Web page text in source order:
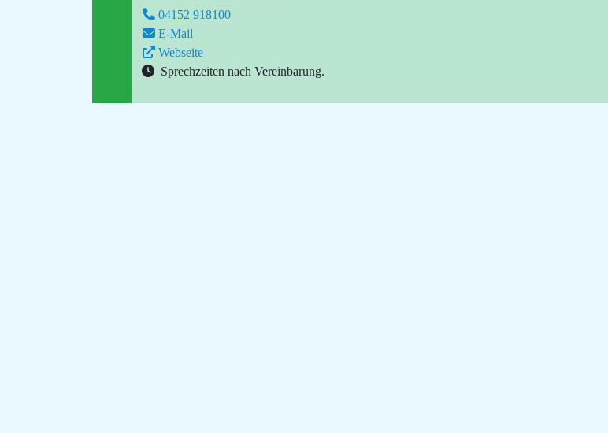
04152 918100
E-Mail
Webseite
Sprechzeiten nach Vereinbarung.